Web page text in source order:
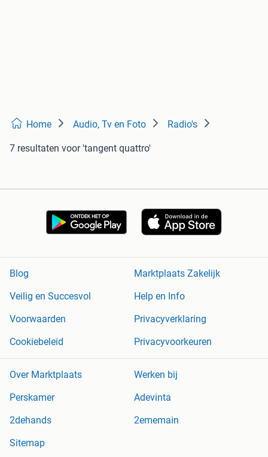
Home Audio, Tv en Foto Radio's
7 resultaten voor 'tangent quattro'
Blog
Marktplaats Zakelijk
Veilig en Succesvol
Help en Info
Voorwaarden
Privacyverklaring
Cookiebeleid
Privacyvoorkeuren
Over Marktplaats
Werken bij
Perskamer
Adevinta
2dehands
2ememain
Sitemap